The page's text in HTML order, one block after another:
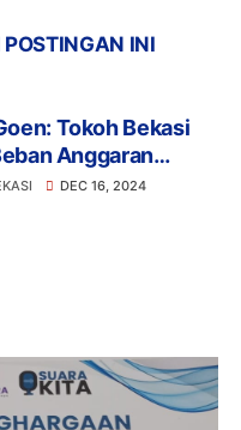
INI
Tokoh Bekasi
Anggaran
Pegawai di APBD
DEC 16, 2024